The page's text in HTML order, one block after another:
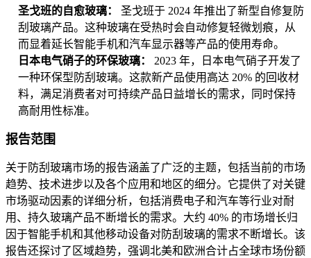
圣戈班的自愈玻璃：
圣戈班于 2024 年推出了新型自修复防
刮玻璃产品。这种玻璃在受热时会自动修复轻微划痕，从
而显着延长智能手机和汽车显示器等产品的使用寿命。
日本电气硝子的环保玻璃：
2023 年，日本电气硝子开发了
一种环保型防刮玻璃。这款新产品使用高达 20% 的回收材
料，满足消费者对可持续产品日益增长的需求，同时保持
高耐用性标准。
报告范围
关于防刮玻璃市场的报告涵盖了广泛的主题，包括当前的市场
趋势、技术进步以及各个应用和地区的细分。它提供了对关键
市场驱动因素的详细分析，包括消费电子和汽车等行业对耐
用、持久玻璃产品不断增长的需求。大约 40% 的市场增长归
因于智能手机和其他移动设备对防刮玻璃的需求不断增长。该
报告还探讨了区域趋势，强调北美和欧洲合计占全球市场份额